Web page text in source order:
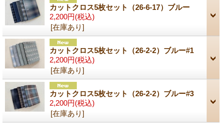
カットクロス5枚セット（26-6-17）ブルー
2,200円(税込)
[在庫あり]
カットクロス5枚セット（26-2-2）ブルー#1
2,200円(税込)
[在庫あり]
カットクロス5枚セット（26-2-2）ブルー#3
2,200円(税込)
[在庫あり]